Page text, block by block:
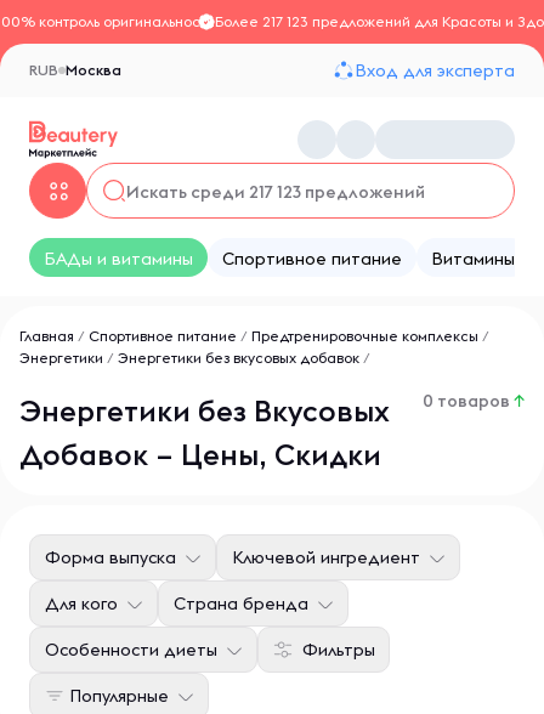
контроль оригинальностиБолее 217 123 предложений для Красоты и
Москва
RUB Вход для эксперта
БАДы и витамины Спортивное питание Витамины
Главная / Спортивное питание / Предтренировочные комплексы /
Энергетики / Энергетики без вкусовых добавок /
Энергетики без Вкусовых
Добавок – Цены, Скидки
0 товаров ↑
Фильтры
Форма выпуска Ключевой ингредиент
Для кого Страна бренда
Особенности диеты
Популярные